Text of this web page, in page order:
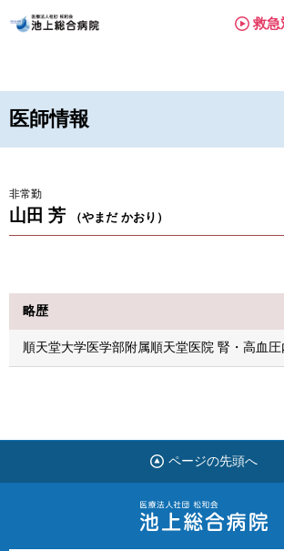
救急
医師情報
非常勤
山田 芳 （やまだ かおり）
略歴
順天堂大学医学部附属順天堂医院 腎・高血圧
ページの先頭へ